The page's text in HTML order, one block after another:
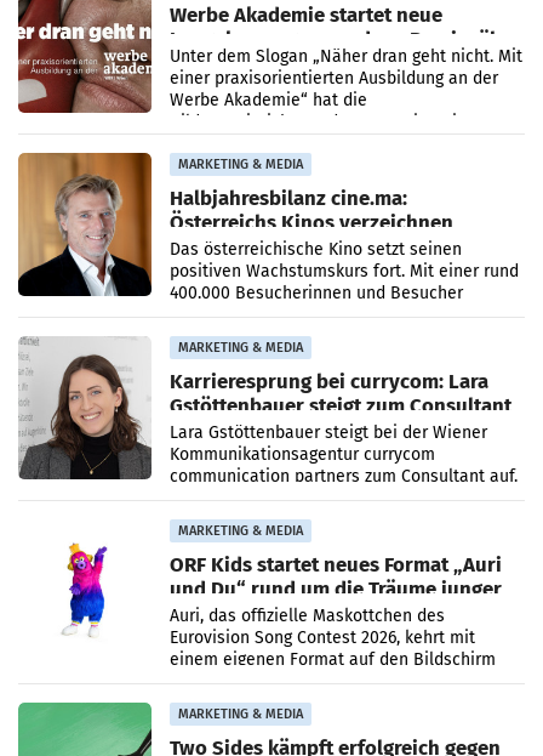
Werbe Akademie startet neue
Imagekampagne rund um Praxisnähe
Unter dem Slogan „Näher dran geht nicht. Mit
einer praxisorientierten Ausbildung an der
Werbe Akademie“ hat die
Bildungseinrichtung des WIFI Wien eine neue
MARKETING & MEDIA
Halbjahresbilanz cine.ma:
Österreichs Kinos verzeichnen
400.000 Besucher mehr
Das österreichische Kino setzt seinen
positiven Wachstumskurs fort. Mit einer rund
400.000 Besucherinnen und Besucher
höheren Nettoreichweite im ersten Halbjahr
2026 gegenüber dem
MARKETING & MEDIA
Karrieresprung bei currycom: Lara
Gstöttenbauer steigt zum Consultant
auf
Lara Gstöttenbauer steigt bei der Wiener
Kommunikationsagentur currycom
communication partners zum Consultant auf.
Die 27-jährige Beraterin betreut Kundinnen
und Kunden in den Bereichen
MARKETING & MEDIA
ORF Kids startet neues Format „Auri
und Du“ rund um die Träume junger
Menschen
Auri, das offizielle Maskottchen des
Eurovision Song Contest 2026, kehrt mit
einem eigenen Format auf den Bildschirm
zurück. In der neuen Sendung „Auri und Du“
bei ORF Kids steht
MARKETING & MEDIA
Two Sides kämpft erfolgreich gegen